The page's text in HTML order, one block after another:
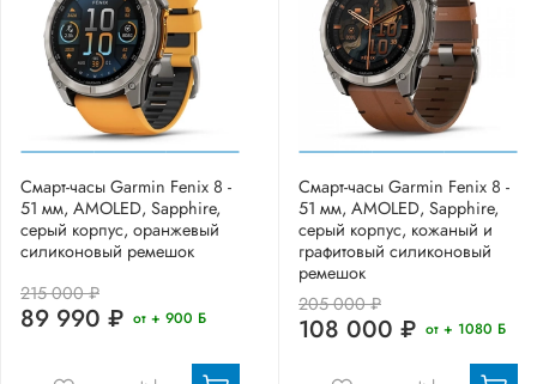
Смарт-часы Garmin Fenix 8 -
51 мм, AMOLED, Sapphire,
серый корпус, оранжевый
силиконовый ремешок
215 000 ₽
89 990 ₽ от + 900 Б
Смарт-часы Garmin Fenix 8 -
51 мм, AMOLED, Sapphire,
серый корпус, кожаный и
графитовый силиконовый
ремешок
205 000 ₽
108 000 ₽ от + 1080 Б